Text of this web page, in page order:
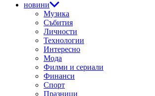
новини
Музика
Събития
Личности
Технологии
Интересно
Мода
Филми и сериали
Финанси
Спорт
Празници